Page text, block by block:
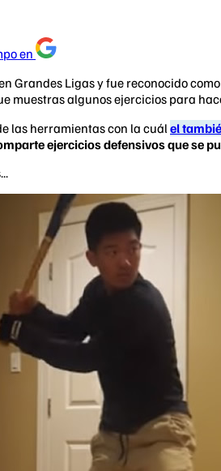
en
Grandes Ligas y fue reconocido
muestras algunos ejercicios para
las herramientas con la cuál el
ejercicios defensivos que se